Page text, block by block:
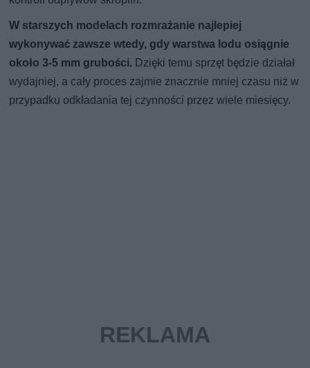
W starszych modelach rozmrażanie najlepiej
wykonywać zawsze wtedy, gdy warstwa lodu osiągnie
około 3-5 mm grubości. Dzięki temu sprzęt będzie działał
wydajniej, a cały proces zajmie znacznie mniej czasu niż w
przypadku odkładania tej czynności przez wiele miesięcy.